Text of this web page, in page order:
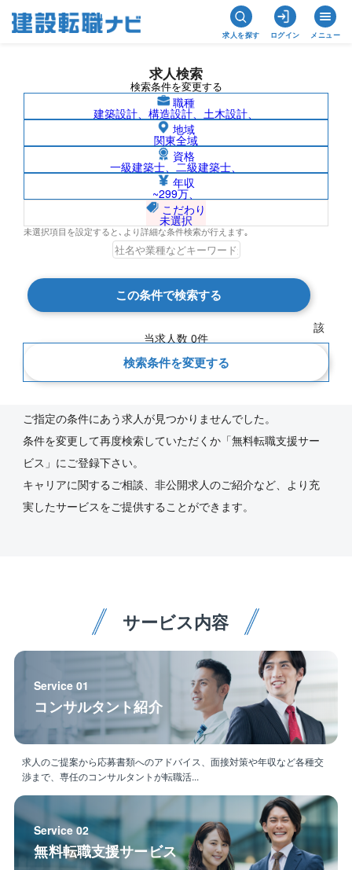
求人を探す ログイン メニュー
求人検索
検索条件を変更する
職種
建築設計、構造設計、土木設計、
地域
関東全域
資格
一級建築士、二級建築士、
年収
~299万、
こだわり
未選択
未選択項目を設定すると､より詳細な条件検索が行えます｡
この条件で検索する
該
当求人数 0件
検索条件を変更する
北米/高砂熱学工業株式会社の求人検索結
果一覧
新着順
ご指定の条件にあう求人が見つかりませんでした。
条件を変更して再度検索していただくか「無料転職支援サー
ビス」にご登録下さい。
キャリアに関するご相談、非公開求人のご紹介など、より充
実したサービスをご提供することができます。
サービス内容
Service 01
コンサルタント紹介
求人のご提案から応募書類へのアドバイス、面接対策や年収など各種交
渉まで、専任のコンサルタントが転職活...
Service 02
無料転職支援サービス